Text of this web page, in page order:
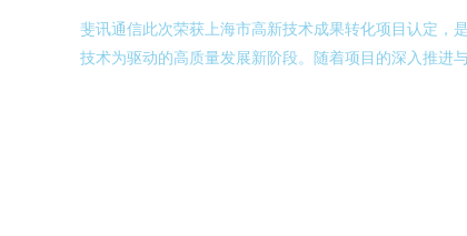
斐讯通信此次荣获上海市高新技术成果转化项目认定，
技术为驱动的高质量发展新阶段。随着项目的深入推进